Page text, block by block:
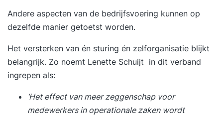
Andere aspecten van de bedrijfsvoering kunnen op
dezelfde manier getoetst worden.
Het versterken van én sturing én zelforganisatie blijkt
belangrijk. Zo noemt Lenette Schuijt in dit verband
ingrepen als:
‘Het effect van meer zeggenschap voor
medewerkers in operationale zaken wordt